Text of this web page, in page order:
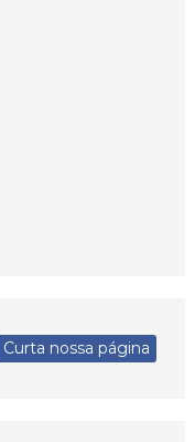
Curta nossa página